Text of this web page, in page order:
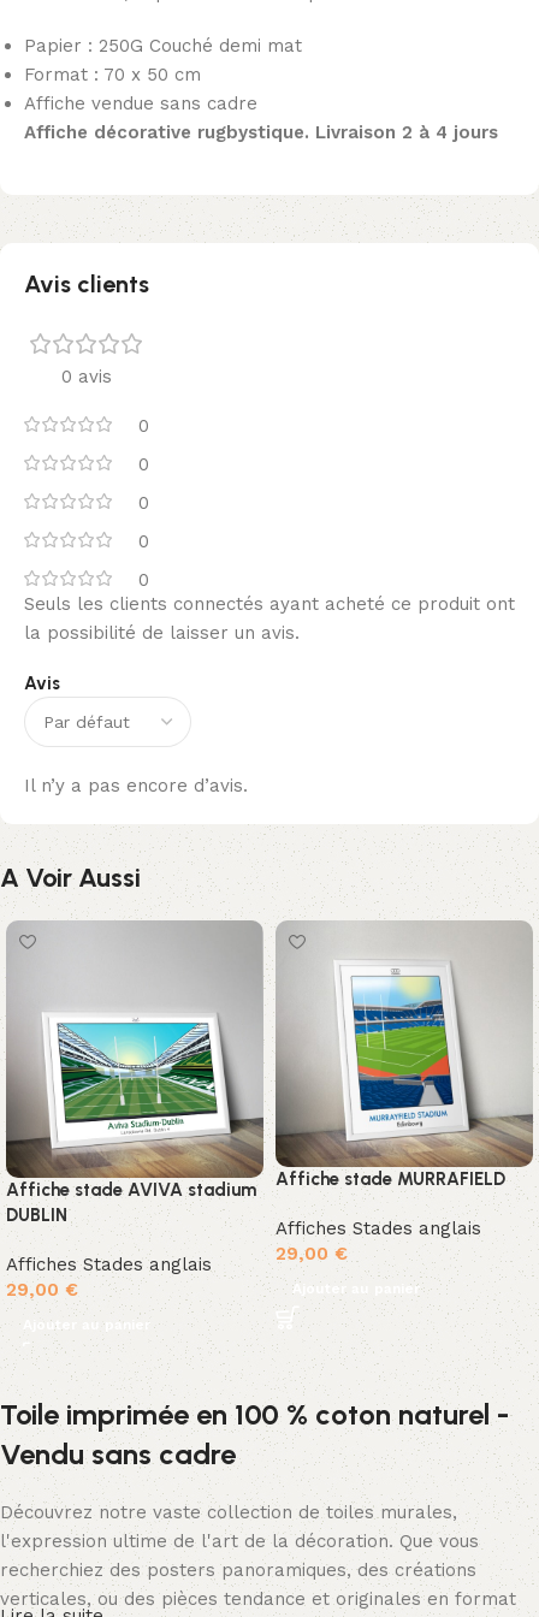
Papier : 250G Couché demi mat
Format : 70 x 50 cm
Affiche vendue sans cadre
Affiche décorative rugbystique. Livraison 2 à 4 jours
Avis clients
0 avis
0
0
0
0
0
Avis
Il n’y a pas encore d’avis.
Seuls les clients connectés ayant acheté ce produit ont
la possibilité de laisser un avis.
A Voir Aussi
Affiche stade AVIVA stadium
DUBLIN
Affiches Stades anglais
29,00 €
Ajouter au panier
Affiche stade MURRAFIELD
Affiches Stades anglais
29,00 €
Ajouter au panier
Toile imprimée en 100 % coton naturel -
Vendu sans cadre
Découvrez notre vaste collection de toiles murales,
l'expression ultime de l'art de la décoration. Que vous
recherchiez des posters panoramiques, des créations
verticales, ou des pièces tendance et originales en format